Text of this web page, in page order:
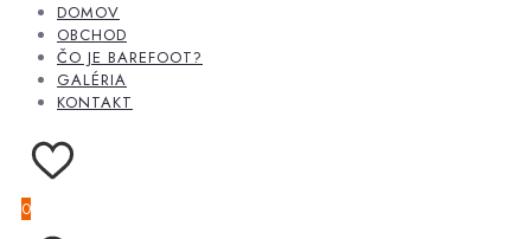
DOMOV
OBCHOD
ČO JE BAREFOOT?
GALÉRIA
KONTAKT
0